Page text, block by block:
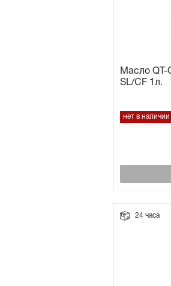
Масло QT-
SL/CF 1л.
нет в наличии
24 часа